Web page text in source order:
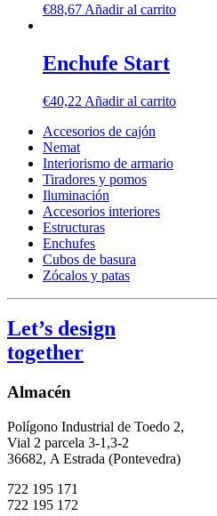
€88,67 Añadir al carrito
Enchufe Start
€40,22 Añadir al carrito
Accesorios de cajón
Nemat
Interiorismo de armario
Tiradores y pomos
Iluminación
Accesorios interiores
Estructuras
Enchufes
Cubos de basura
Zócalos y patas
Let’s design
together
Almacén
Polígono Industrial de Toedo 2,
Vial 2 parcela 3-1,3-2
36682, A Estrada (Pontevedra)
722 195 171
722 195 172